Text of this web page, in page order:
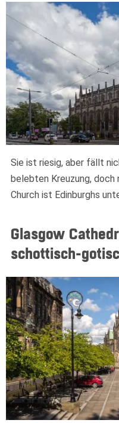
Sie ist riesig, aber fällt
belebten Kreuzung, doch
Church ist Edinburghs
Glasgow
schottisch-